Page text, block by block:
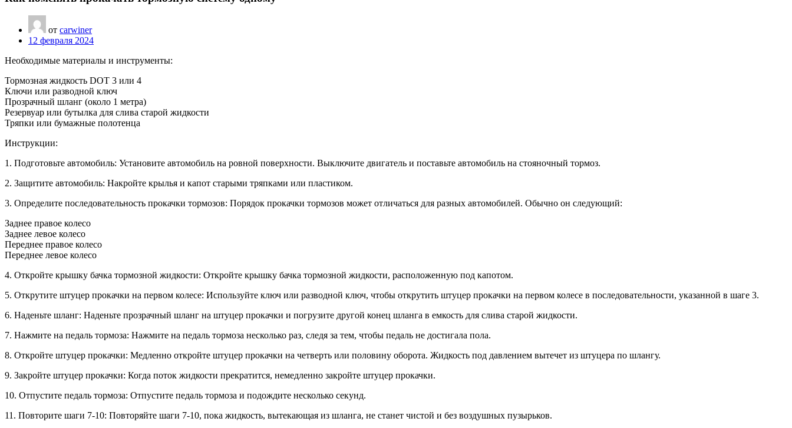
от carwiner
12 февраля 2024
Необходимые материалы и инструменты:
Тормозная жидкость DOT 3 или 4
Ключи или разводной ключ
Прозрачный шланг (около 1 метра)
Резервуар или бутылка для слива старой жидкости
Тряпки или бумажные полотенца
Инструкции:
1. Подготовьте автомобиль: Установите автомобиль на ровной поверхности. Выключите двигатель и поставьте автомобиль на стояночный тормоз.
2. Защитите автомобиль: Накройте крылья и капот старыми тряпками или пластиком.
3. Определите последовательность прокачки тормозов: Порядок прокачки тормозов может отличаться для разных автомобилей. Обычно он следующий:
Заднее правое колесо
Заднее левое колесо
Переднее правое колесо
Переднее левое колесо
4. Откройте крышку бачка тормозной жидкости: Откройте крышку бачка тормозной жидкости, расположенную под капотом.
5. Открутите штуцер прокачки на первом колесе: Используйте ключ или разводной ключ, чтобы открутить штуцер прокачки на первом колесе в последовательности, указанной в шаге 3.
6. Наденьте шланг: Наденьте прозрачный шланг на штуцер прокачки и погрузите другой конец шланга в емкость для слива старой жидкости.
7. Нажмите на педаль тормоза: Нажмите на педаль тормоза несколько раз, следя за тем, чтобы педаль не достигала пола.
8. Откройте штуцер прокачки: Медленно откройте штуцер прокачки на четверть или половину оборота. Жидкость под давлением вытечет из штуцера по шлангу.
9. Закройте штуцер прокачки: Когда поток жидкости прекратится, немедленно закройте штуцер прокачки.
10. Отпустите педаль тормоза: Отпустите педаль тормоза и подождите несколько секунд.
11. Повторите шаги 7-10: Повторяйте шаги 7-10, пока жидкость, вытекающая из шланга, не станет чистой и без воздушных пузырьков.